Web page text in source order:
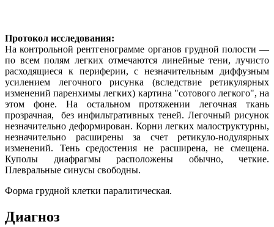
Протокол исследования:
На контрольной рентгенограмме органов грудной полости —
по всем полям легких отмечаются линейные тени, лучисто
расходящиеся к периферии, с незначительным диффузным
усилением легочного рисунка (вследствие ретикулярных
изменений паренхимы легких) картина "сотового легкого", на
этом фоне. На остальном протяжении легочная ткань
прозрачная, без инфильтративных теней. Легочный рисунок
незначительно деформирован. Корни легких малоструктурны,
незначительно расширены за счет ретикуло-нодулярных
изменений. Тень средостения не расширена, не смещена.
Куполы диафрагмы расположены обычно, четкие.
Плевральные синусы свободны.
Форма грудной клетки паралитическая.
Диагноз